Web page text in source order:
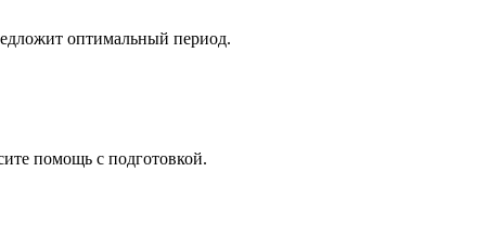
оптимальный период.
помощь с подготовкой.